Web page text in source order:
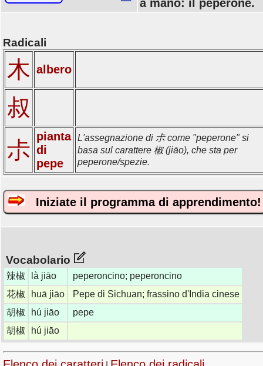
a mano: il peperone.
Radicali
木 albero
叔
尗
pianta
di
pepe
L'assegnazione di 尗 come "peperone" si
basa sul carattere 椒 (jiāo), che sta per
peperone/spezie.
Iniziate il programma di apprendimento!
Vocabolario
辣椒 là jiāo
peperoncino; peperoncino
花椒
huā jiāo
Pepe di Sichuan; frassino d'India cinese
胡椒
hú jiāo
pepe
胡椒
hú jiāo